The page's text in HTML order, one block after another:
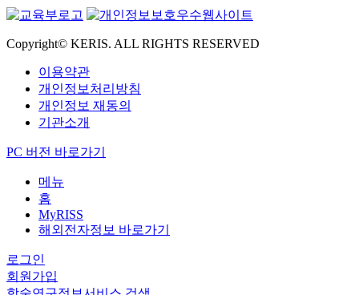
Copyright© KERIS. ALL RIGHTS RESERVED
이용약관
개인정보처리방침
개인정보 재동의
기관소개
PC 버전 바로가기
메뉴
홈
MyRISS
해외전자정보 바로가기
로그인
회원가입